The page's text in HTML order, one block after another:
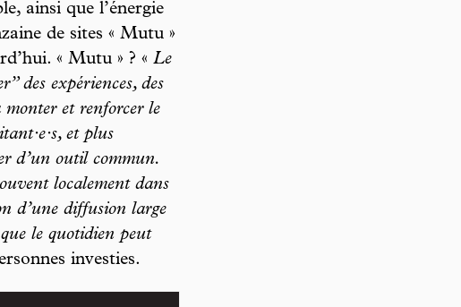
ainsi que l’énergie
de sites « Mutu »
« Mutu » ? « Le
des expériences, des
monter et renforcer le
et plus
d’un outil commun.
localement dans
d’une diffusion large
le quotidien peut
investies.